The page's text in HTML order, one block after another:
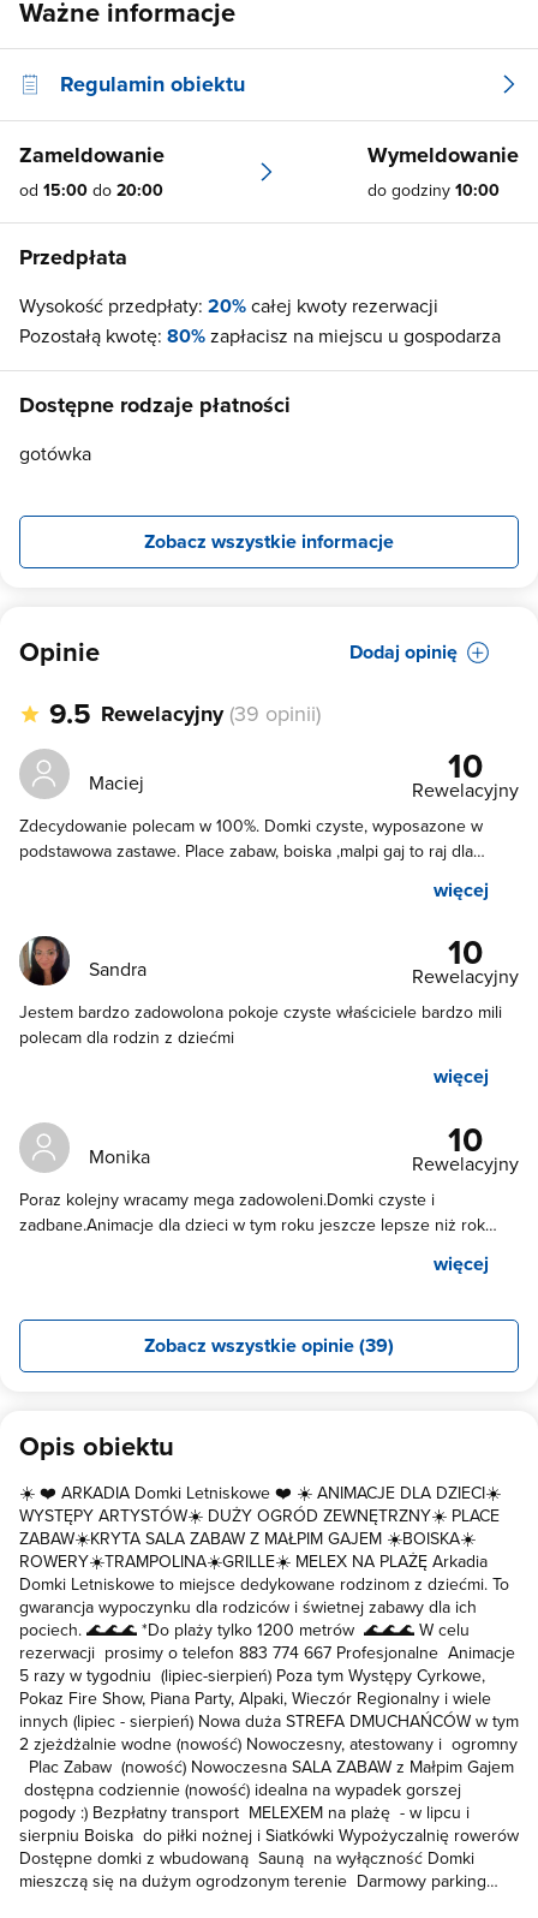
Ważne informacje
Regulamin obiektu
Zameldowanie
od 15:00 do 20:00
Wymeldowanie
do godziny 10:00
Przedpłata
Wysokość przedpłaty: 20%całej kwoty rezerwacji
Pozostałą kwotę: 80%zapłacisz na miejscu u gospodarza
Dostępne rodzaje płatności
gotówka
Zobacz wszystkie informacje
Opinie Dodaj opinię
9.5 Rewelacyjny (39 opinii)
Maciej 10
Rewelacyjny
Zdecydowanie polecam w 100%. Domki czyste, wyposazone w
podstawowa zastawe. Place zabaw, boiska ,malpi gaj to raj dla
więcej
Sandra 10
Rewelacyjny
Jestem bardzo zadowolona pokoje czyste właściciele bardzo mili
polecam dla rodzin z dziećmi
więcej
Monika 10
Rewelacyjny
Poraz kolejny wracamy mega zadowoleni.Domki czyste i
zadbane.Animacje dla dzieci w tym roku jeszcze lepsze niż rok
bardzo chętnie.Jesli chodzi o dobre jedzenie to polecamwięcej
Zobacz wszystkie opinie (39)
Opis obiektu
☀️ ❤️ ARKADIA Domki Letniskowe ❤️ ☀️ ANIMACJE DLA DZIECI☀️
WYSTĘPY ARTYSTÓW☀️ DUŻY OGRÓD ZEWNĘTRZNY☀️ PLACE
ZABAW☀️KRYTA SALA ZABAW Z MAŁPIM GAJEM ☀️BOISKA☀️
ROWERY☀️TRAMPOLINA☀️GRILLE☀️ MELEX NA PLAŻĘ Arkadia
Domki Letniskowe to miejsce dedykowane rodzinom z dziećmi. To
gwarancja wypoczynku dla rodziców i świetnej zabawy dla ich
pociech. 🌊🌊🌊 *Do plaży tylko 1200 metrów 🌊🌊🌊 W celu
rezerwacji prosimy o telefon 883 774 667 Profesjonalne Animacje
5 razy w tygodniu (lipiec-sierpień) Poza tym Występy Cyrkowe,
Pokaz Fire Show, Piana Party, Alpaki, Wieczór Regionalny i wiele
innych (lipiec - sierpień) Nowa duża STREFA DMUCHAŃCÓW w tym
2 zjeżdżalnie wodne (nowość) Nowoczesny, atestowany i ogromny
Plac Zabaw (nowość) Nowoczesna SALA ZABAW z Małpim Gajem
dostępna codziennie (nowość) idealna na wypadek gorszej
pogody :) Bezpłatny transport MELEXEM na plażę - w lipcu i
sierpniu Boiska do piłki nożnej i Siatkówki Wypożyczalnię rowerów
Dostępne domki z wbudowaną Sauną na wyłączność Domki
mieszczą się na dużym ogrodzonym terenie Darmowy parking